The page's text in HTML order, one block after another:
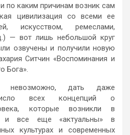
по каким причинам возник сам
цивилизация со всеми ее
искусством, ремеслами,
— вот лишь небольшой круг
озвучены и получили новую
Ситчин «Воспоминания и
Бога».
невозможно, дать даже
число всех концепций о
которые возникли в
и все еще «актуальны» в
культурах и современных